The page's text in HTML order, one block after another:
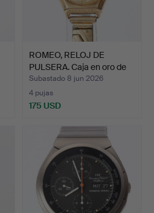
ROMEO, RELOJ DE
PULSERA. Caja en oro de
14…
Subastado 8 jun 2026
4 pujas
175 USD